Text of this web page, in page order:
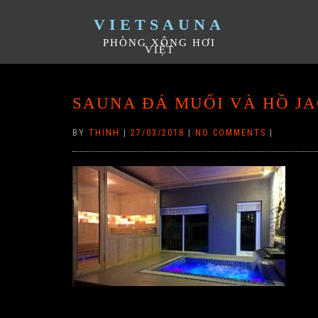
VIETSAUNA
PHÒNG XÔNG HƠI
VIỆT
SAUNA ĐÁ MUỐI VÀ HỒ
BY THINH 27/03/2018 NO COMMENTS